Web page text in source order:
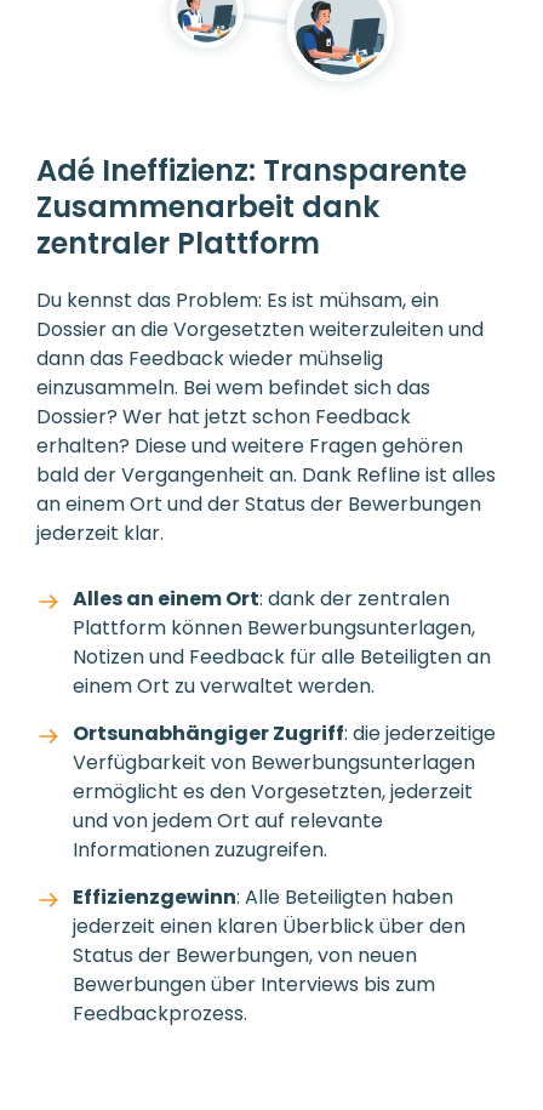
Adé Ineffizienz: Transparente
Zusammenarbeit dank
zentraler Plattform
Du kennst das Problem: Es ist mühsam, ein
Dossier an die Vorgesetzten weiterzuleiten und
dann das Feedback wieder mühselig
einzusammeln. Bei wem befindet sich das
Dossier? Wer hat jetzt schon Feedback
erhalten? Diese und weitere Fragen gehören
bald der Vergangenheit an. Dank Refline ist alles
an einem Ort und der Status der Bewerbungen
jederzeit klar.
Alles an einem Ort: dank der zentralen
Plattform können Bewerbungsunterlagen,
Notizen und Feedback für alle Beteiligten an
einem Ort zu verwaltet werden.
Ortsunabhängiger Zugriff: die jederzeitige
Verfügbarkeit von Bewerbungsunterlagen
ermöglicht es den Vorgesetzten, jederzeit
und von jedem Ort auf relevante
Informationen zuzugreifen.
Effizienzgewinn: Alle Beteiligten haben
jederzeit einen klaren Überblick über den
Status der Bewerbungen, von neuen
Bewerbungen über Interviews bis zum
Feedbackprozess.